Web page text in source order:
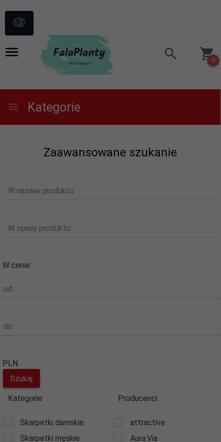
0
Kategorie
Zaawansowane szukanie
W nazwie produktu:
W opisie produktu:
W cenie:
od
do
PLN
Kategorie
Skarpetki damskie
Skarpetki męskie
Producenci
attractive
Aura.Via